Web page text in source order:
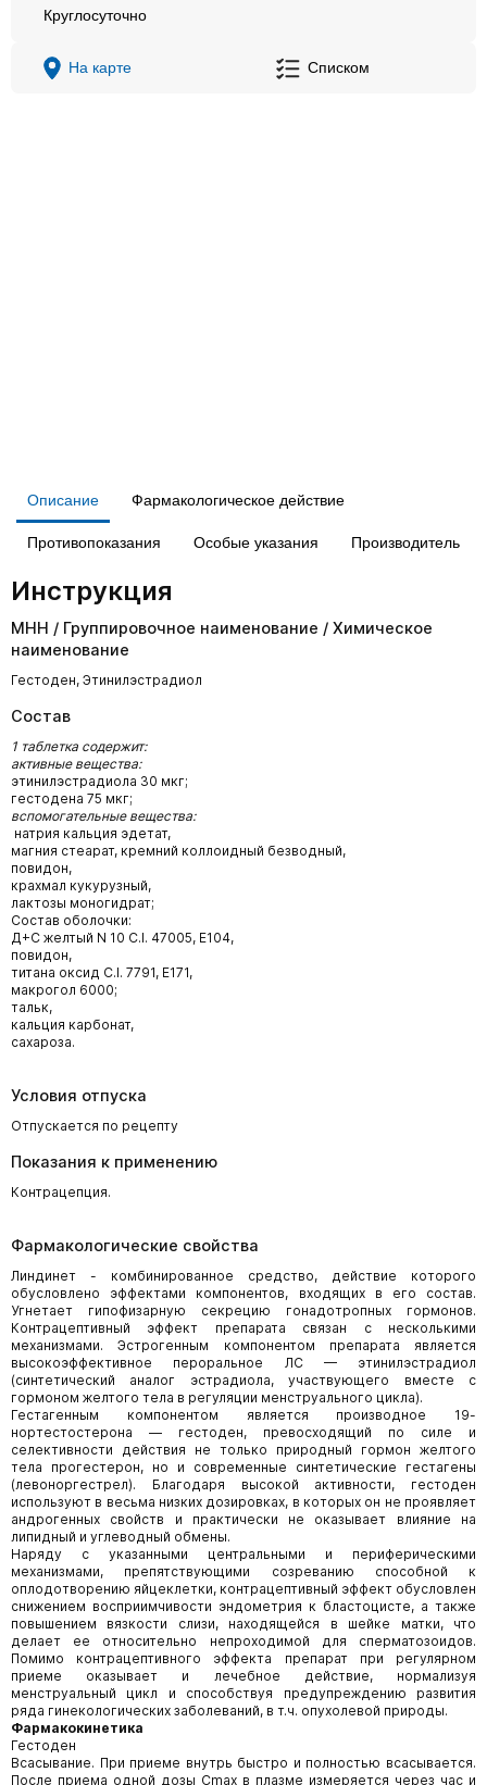
Круглосуточно
На карте Списком
Описание Фармакологическое действие
Противопоказания Особые указания Производитель
Инструкция
МНН / Группировочное наименование / Химическое
наименование
Гестоден, Этинилэстрадиол
Состав
1 таблетка содержит:
активные вещества:
этинилэстрадиола 30 мкг;
гестодена 75 мкг;
вспомогательные вещества:
натрия кальция эдетат,
магния стеарат, кремний коллоидный безводный,
повидон,
крахмал кукурузный,
лактозы моногидрат;
Состав оболочки:
Д+С желтый N 10 С.I. 47005, Е104,
повидон,
титана оксид C.I. 7791, Е171,
макрогол 6000;
тальк,
кальция карбонат,
сахароза.
Условия отпуска
Отпускается по рецепту
Показания к применению
Контрацепция.
Фармакологические свойства
Линдинет - комбинированное средство, действие которого
обусловлено эффектами компонентов, входящих в его состав.
Угнетает гипофизарную секрецию гонадотропных гормонов.
Контрацептивный эффект препарата связан с несколькими
механизмами. Эстрогенным компонентом препарата является
высокоэффективное пероральное ЛС — этинилэстрадиол
(синтетический аналог эстрадиола, участвующего вместе с
гормоном желтого тела в регуляции менструального цикла).
Гестагенным компонентом является производное 19-
нортестостерона — гестоден, превосходящий по силе и
селективности действия не только природный гормон желтого
тела прогестерон, но и современные синтетические гестагены
(левоноргестрел). Благодаря высокой активности, гестоден
используют в весьма низких дозировках, в которых он не проявляет
андрогенных свойств и практически не оказывает влияние на
липидный и углеводный обмены.
Наряду с указанными центральными и периферическими
механизмами, препятствующими созреванию способной к
оплодотворению яйцеклетки, контрацептивный эффект обусловлен
снижением восприимчивости эндометрия к бластоцисте, а также
повышением вязкости слизи, находящейся в шейке матки, что
делает ее относительно непроходимой для сперматозоидов.
Помимо контрацептивного эффекта препарат при регулярном
приеме оказывает и лечебное действие, нормализуя
менструальный цикл и способствуя предупреждению развития
ряда гинекологических заболеваний, в т.ч. опухолевой природы.
Фармакокинетика
Гестоден
Всасывание. При приеме внутрь быстро и полностью всасывается.
После приема одной дозы Cmax в плазме измеряется через час и